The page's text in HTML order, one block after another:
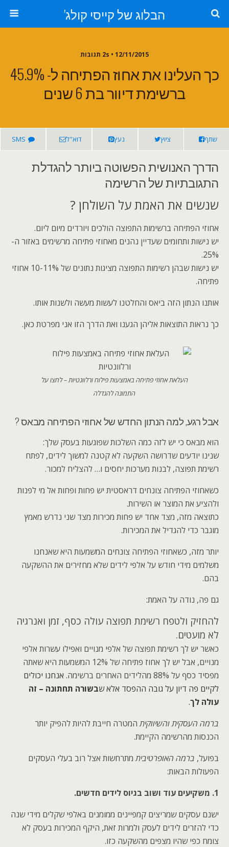
הבלוג של קייסי קולג'
12/11/2015 • 2s תגובות
כך העלינו את אחוז הפתיחה ל- 45.9%
ברשימת דיוור בת 6 שנים
שתף ציוץ נעץ דוא"ל SMS
הדרך האנושית הפשוטה ביותר להגדלת
התגובתיות של הרשימה
שנשים את האמת על השולחן ?
אחוזי הפתיחה ברשימות התפוצה הולכים ויורדים מיום ליום.
יש נישות ותחומים שעדיין נהנים מאחוזי פתיחה מרשימים באזור ה-
25%.
יש נישות שבהן רשימות התפוצה מציגות נתונים של 10-11% אחוזי
פתיחה.
אותנו הנתון הזה ביאס והחלטנו לעשות מעשה ולשנות אותו.
כך נראות התוצאות אליהן הגענו ואת הדרך הזו אני מפרטת כאן.
העלאת אחוזי פתיחה באמצעות פילוח ורלוונטיות – לחצו על
התמונה להגדלה
אבל רגע, למה הנתון החדש של אחוזי הפתיחה מבאס ?
הוא מבאס כי יש לזה כמה השלכות שפוגעות בעסק שלך:
שנינו יודעים שדרושה השקעה לא קטנה למשוך לידים, לפתח
רשימת תפוצה, לבנות מערכות יחסים ו… להצליח למכור.
כשאחוזי הפתיחה צונחים דראסטית יש פחות ופחות אל מי לפנות
ולהציע את המוצר או השירות.
כתוצאה מזה, מצד אחד יש פחות מכירות מצד שני נדרש מאמץ
מוגבר כדי להגדיל את המכירות.
יותר מזה, כשאחוזי הפתיחה צונחים המשמעות היא שאנחנו
משלמים מידי חודש על אלפי לידים שלא מחזירים את ההשקעה
בהם.
גם פה, נודה על האמת:
להחזיק ולטפח רשימת תפוצה עולה כסף, זמן ואנרגיה
לא מועטים.
כאשר יש לך רשימת תפוצה של אלפי מנויים ואפילו עשרות אלפי
מנויים, אבל יש לך אחוז פתיחה של 12% המשמעות היא שאתה
מפסיד כסף על 88% מהלידים האחרים ברשימה.
אנחנו יכולים
לקיים פה דיון על גובה ההפסד אלא שבשורה תחתונה – זה
עולה לך.
ברמה העסקית והשיווקיתהמטרה חייבת להיות להפיק יותר
הכנסות מהרשימה הקיימת.
בפועל, ברמה האופרטיביתמתרחשות אצל רוב בעלי העסקים
הפעולות הבאות:
1. משקיעים עוד ושוב בגיוס לידים חדשים.
ישנם עסקים שמריצים קמפיינים ממומנים באלפי שקלים מידי שנה
כדי להזרים לידים לעסק ולמרות זאת, היקף המכירות בעסק לא
צומח כפי שהיו מצפים מהשקעה כזו.